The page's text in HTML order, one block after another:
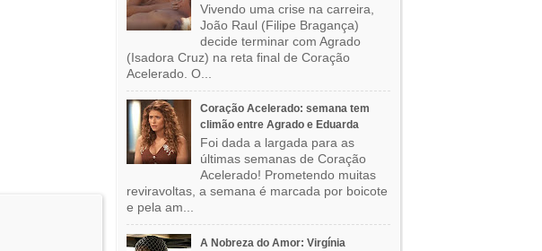
Vivendo uma crise na carreira,
João Raul (Filipe Bragança)
decide terminar com Agrado
(Isadora Cruz) na reta final de Coração
Acelerado. O...
Coração Acelerado: semana tem
climão entre Agrado e Eduarda
Foi dada a largada para as
últimas semanas de Coração
Acelerado! Prometendo muitas
reviravoltas, a semana é marcada por boicote
e pela am...
A Nobreza do Amor: Virgínia